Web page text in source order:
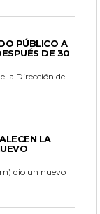
PÚBLICO A
DE 30
LA
dio un nuevo